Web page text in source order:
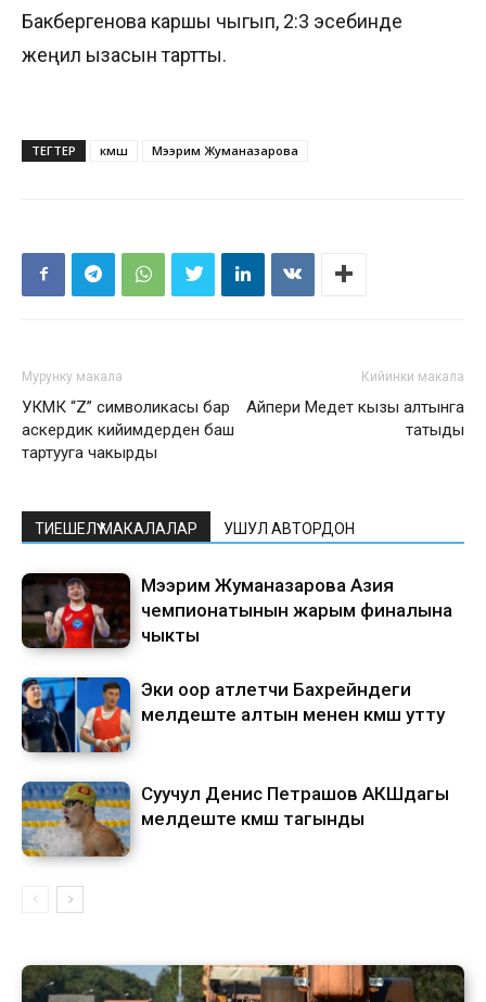
Бакбергенова каршы чыгып, 2:3 эсебинде
жеңилүү ызасын тартты.
ТЕГТЕР күмүш Мээрим Жуманазарова
Мурунку макала
УКМК “Z” символикасы бар
аскердик кийимдерден баш
тартууга чакырды
Кийинки макала
Айпери Медет кызы алтынга
татыды
ТИЕШЕЛҮҮ МАКАЛАЛАР УШУЛ АВТОРДОН
Мээрим Жуманазарова Азия
чемпионатынын жарым финалына
чыкты
Эки оор атлетчи Бахрейндеги
мелдеште алтын менен күмүш утту
Суучул Денис Петрашов АКШдагы
мелдеште күмүш тагынды